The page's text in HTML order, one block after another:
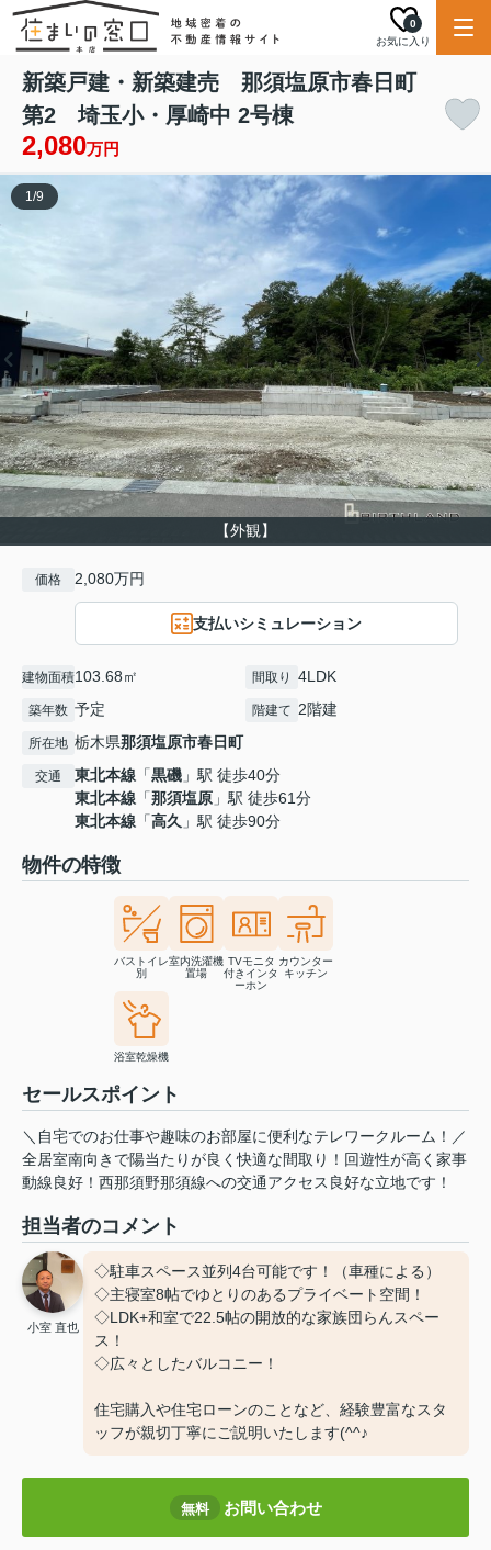
お気に入り
0
新築戸建・新築建売 那須塩原市春日町
第2 埼玉小・厚崎中 2号棟
2,080万円
【外観】
1/9
価格 2,080万円
支払いシミュレーション
建物面積103.68㎡ 間取り 4LDK
築年数 予定 階建て 2階建
所在地 栃木県那須塩原市春日町
交通 東北本線 「黒磯 」駅 徒歩40分
東北本線 「那須塩原 」駅 徒歩61分
東北本線 「高久 」駅 徒歩90分
物件の特徴
バストイレ
別
室内洗濯機
置場
TVモニタ
付きインタ
ーホン
カウンター
キッチン
浴室乾燥機
セールスポイント
＼自宅でのお仕事や趣味のお部屋に便利なテレワークルーム！／
全居室南向きで陽当たりが良く快適な間取り！回遊性が高く家事
動線良好！西那須野那須線への交通アクセス良好な立地です！
担当者のコメント
小室 直也
◇駐車スペース並列4台可能です！（車種による）
◇主寝室8帖でゆとりのあるプライベート空間！
◇LDK+和室で22.5帖の開放的な家族団らんスペー
ス！
◇広々としたバルコニー！
住宅購入や住宅ローンのことなど、経験豊富なスタ
ッフが親切丁寧にご説明いたします(^^♪
無料 お問い合わせ